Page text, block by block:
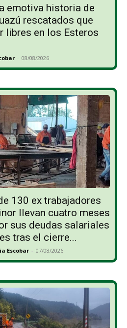
emotiva historia de
rescatados que
libres en los Esteros
- 08/08/2026
130 ex trabajadores
llevan cuatro meses
sus deudas salariales
tras el cierre...
Escobar - 07/08/2026